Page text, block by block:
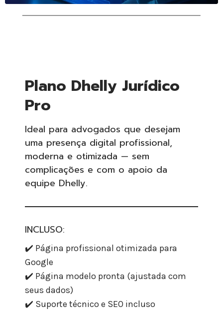
Plano Dhelly Jurídico
Pro
Ideal para advogados que desejam
uma presença digital profissional,
moderna e otimizada — sem
complicações e com o apoio da
equipe Dhelly.
INCLUSO:
✔️ Página profissional otimizada para
Google
✔️ Página modelo pronta (ajustada com
seus dados)
✔️ Suporte técnico e SEO incluso